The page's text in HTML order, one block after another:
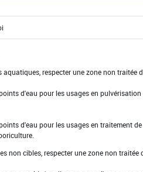
respecter une zone non traitée
d'eau pour les usages en
d'eau pour les usages en traitement
non cibles, respecter une zone non traitée